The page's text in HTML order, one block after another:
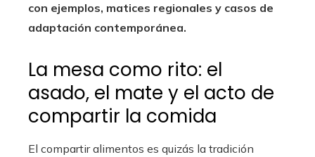
con ejemplos, matices regionales y casos de
adaptación contemporánea.
La mesa como rito: el
asado, el mate y el acto de
compartir la comida
El compartir alimentos es quizás la tradición